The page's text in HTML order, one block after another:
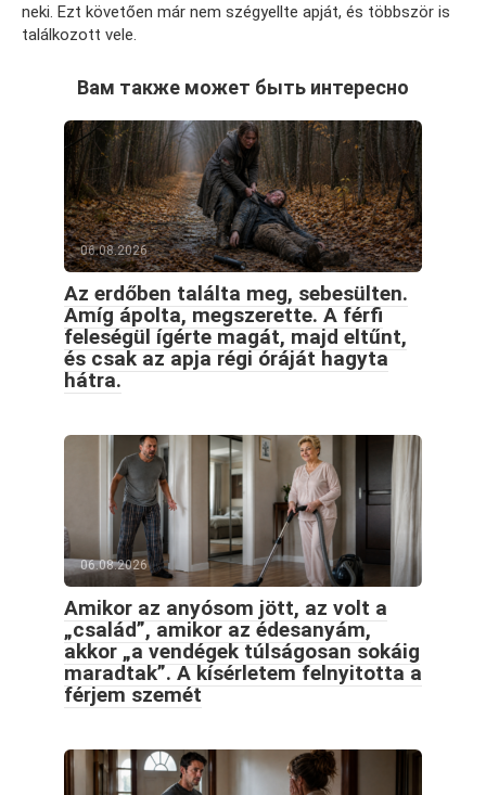
neki. Ezt követően már nem szégyellte apját, és többször is
találkozott vele.
Вам также может быть интересно
06.08.2026
Az erdőben találta meg, sebesülten.
Amíg ápolta, megszerette. A férfi
feleségül ígérte magát, majd eltűnt,
és csak az apja régi óráját hagyta
hátra.
06.08.2026
Amikor az anyósom jött, az volt a
„család”, amikor az édesanyám,
akkor „a vendégek túlságosan sokáig
maradtak”. A kísérletem felnyitotta a
férjem szemét